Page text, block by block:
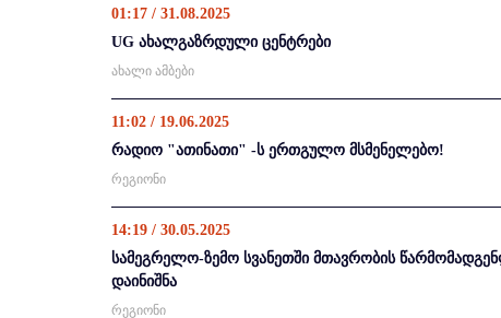
01:17 / 31.08.2025
UG ახალგაზრდული ცენტრები
ახალი ამბები
11:02 / 19.06.2025
რადიო "ათინათი" -ს ერთგულო მსმენელებო!
რეგიონი
14:19 / 30.05.2025
სამეგრელო-ზემო სვანეთში მთავრობის
დაინიშნა
რეგიონი